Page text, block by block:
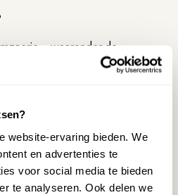
website-ervaring bieden. We
en advertenties te
voor social media te bieden
te analyseren. Ook delen we
serie – waaronder de
– combineren dezelfde
weinig ruimte inneemt.
en slimme indeling passen
in kleinere woonruimtes,
klankkwaliteit of
keuze voor herintreders